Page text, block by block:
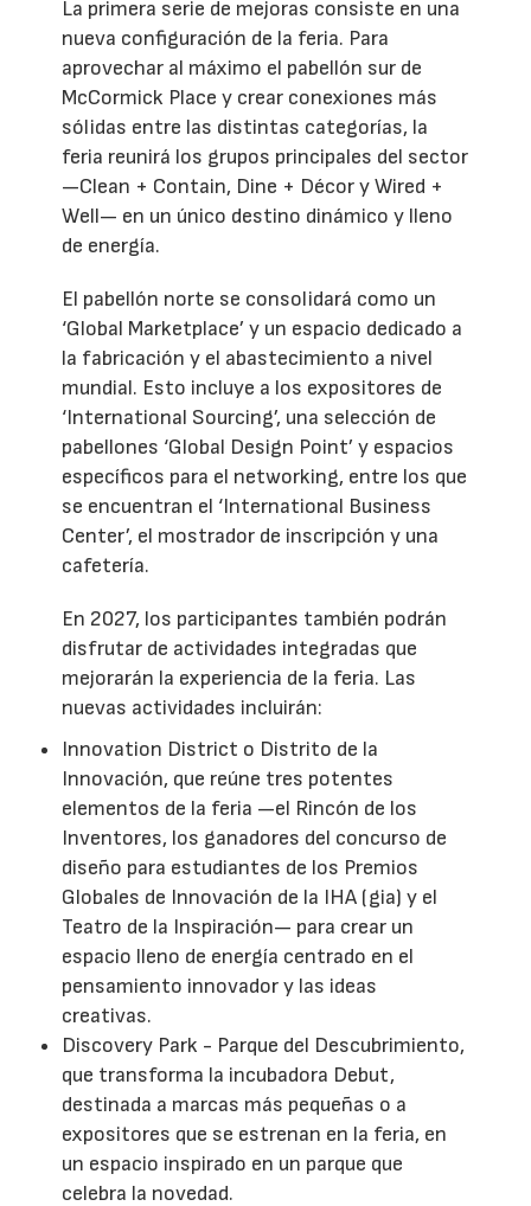
La primera serie de mejoras consiste en una
nueva configuración de la feria. Para
aprovechar al máximo el pabellón sur de
McCormick Place y crear conexiones más
sólidas entre las distintas categorías, la
feria reunirá los grupos principales del sector
—Clean + Contain, Dine + Décor y Wired +
Well— en un único destino dinámico y lleno
de energía.
El pabellón norte se consolidará como un
‘Global Marketplace’ y un espacio dedicado a
la fabricación y el abastecimiento a nivel
mundial. Esto incluye a los expositores de
‘International Sourcing’, una selección de
pabellones ‘Global Design Point’ y espacios
específicos para el networking, entre los que
se encuentran el ‘International Business
Center’, el mostrador de inscripción y una
cafetería.
En 2027, los participantes también podrán
disfrutar de actividades integradas que
mejorarán la experiencia de la feria. Las
nuevas actividades incluirán:
Innovation District o Distrito de la
Innovación, que reúne tres potentes
elementos de la feria —el Rincón de los
Inventores, los ganadores del concurso de
diseño para estudiantes de los Premios
Globales de Innovación de la IHA (gia) y el
Teatro de la Inspiración— para crear un
espacio lleno de energía centrado en el
pensamiento innovador y las ideas
creativas.
Discovery Park - Parque del Descubrimiento,
que transforma la incubadora Debut,
destinada a marcas más pequeñas o a
expositores que se estrenan en la feria, en
un espacio inspirado en un parque que
celebra la novedad.